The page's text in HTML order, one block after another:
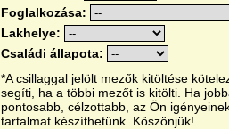
Foglalkozása:
Lakhelye:
Családi állapota:
*A csillaggal jelölt mezők kitöltése
segíti, ha a többi mezőt is kitölti. Ha
pontosabb, célzottabb, az Ön
tartalmat készíthetünk. Köszönjük!